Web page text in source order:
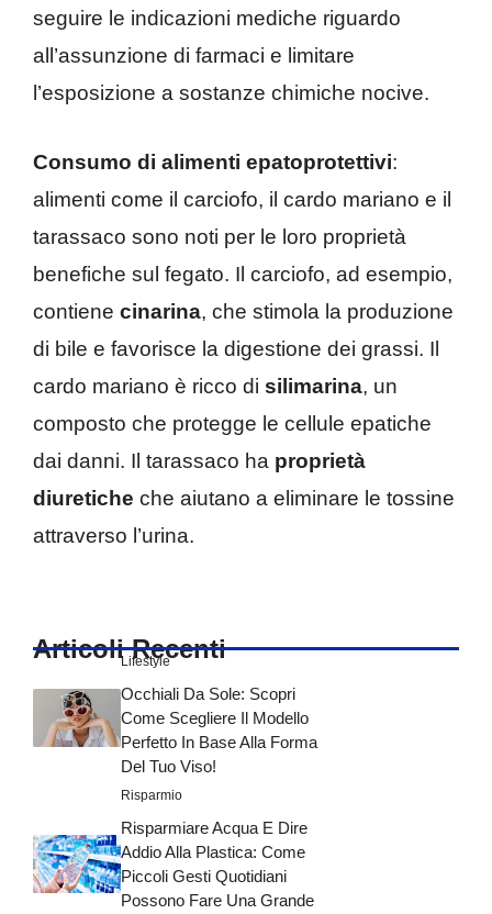
seguire le indicazioni mediche riguardo
all’assunzione di farmaci e limitare
l’esposizione a sostanze chimiche nocive.
Consumo di alimenti epatoprotettivi:
alimenti come il carciofo, il cardo mariano e il
tarassaco sono noti per le loro proprietà
benefiche sul fegato. Il carciofo, ad esempio,
contiene cinarina, che stimola la produzione
di bile e favorisce la digestione dei grassi. Il
cardo mariano è ricco di silimarina, un
composto che protegge le cellule epatiche
dai danni. Il tarassaco ha proprietà
diuretiche che aiutano a eliminare le tossine
attraverso l’urina.
Articoli Recenti
Lifestyle
Occhiali Da Sole: Scopri
Come Scegliere Il Modello
Perfetto In Base Alla Forma
Del Tuo Viso!
Risparmio
Risparmiare Acqua E Dire
Addio Alla Plastica: Come
Piccoli Gesti Quotidiani
Possono Fare Una Grande